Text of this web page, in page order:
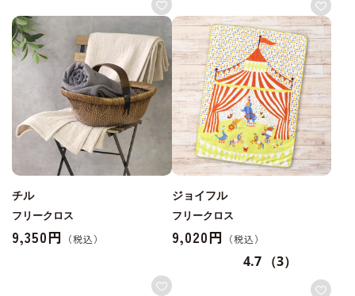
チル
フリークロス
9,350円
ジョイフル
フリークロス
9,020円
4.7 （3）